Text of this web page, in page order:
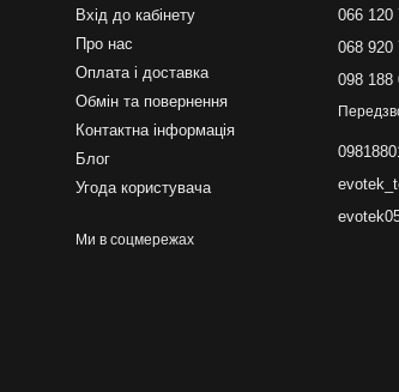
Вхід до кабінету
Про нас
Оплата і доставка
Обмін та повернення
Контактна інформація
Блог
Угода користувача
Ми в соцмережах
066 120
068 920
098 188